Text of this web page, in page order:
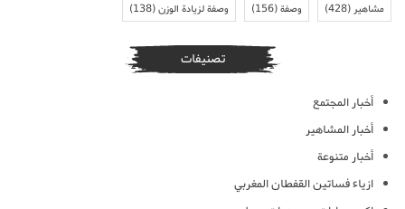
مشاهير(428) وصفة(156) وصفة لزيادة الوزن(138)
تصنيفات
أخبار المجتمع
أخبار المشاهير
أخبار متنوعة
ازياء فساتين القفطان المغربي